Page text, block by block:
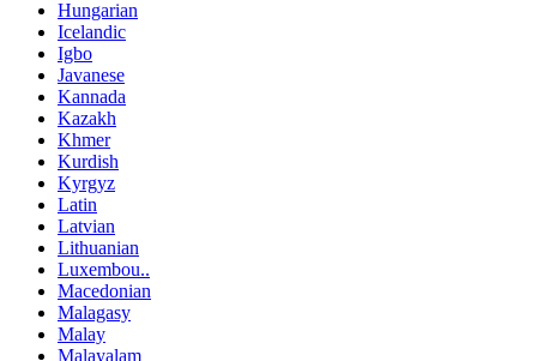
Hungarian
Icelandic
Igbo
Javanese
Kannada
Kazakh
Khmer
Kurdish
Kyrgyz
Latin
Latvian
Lithuanian
Luxembou..
Macedonian
Malagasy
Malay
Malayalam